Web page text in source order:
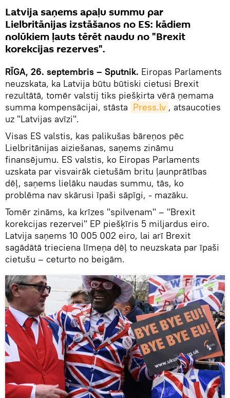
Latvija saņems apaļu summu par
Lielbritānijas izstāšanos no ES: kādiem
nolūkiem ļauts tērēt naudu no "Brexit
korekcijas rezerves".
RĪGA, 26. septembris – Sputnik. Eiropas Parlaments
neuzskata, ka Latvija būtu būtiski cietusi Brexit
rezultātā, tomēr valstij tiks piešķirta vērā ņemama
summa kompensācijai, stāsta Press.lv , atsaucoties
uz "Latvijas avīzi".
Visas ES valstis, kas palikušas bāreņos pēc
Lielbritānijas aiziešanas, saņems zināmu
finansējumu. ES valstis, ko Eiropas Parlaments
uzskata par visvairāk cietušām britu ļaunprātības
dēļ, saņems lielāku naudas summu, tās, ko
problēma nav skārusi īpaši sāpīgi, - mazāku.
Tomēr zināms, ka krīzes "spilvenam" – "Brexit
korekcijas rezervei" EP piešķīris 5 miljardus eiro.
Latvija saņems 10 005 002 eiro, lai arī Brexit
sagādātā trieciena līmeņa dēļ to neuzskata par īpaši
cietušu – ceturto no beigām.